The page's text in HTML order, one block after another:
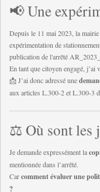
📢 Une
Depuis le 11 mai 2023, la
expérimentation de
publication de l'arrêté
En tant que citoyen engagé, j’ai
📩 J’ai donc adressé une
aux articles L.300-2 et L.300-3
⚖️ Où sont les
Je demande expressément la
mentionnée dans l’arrêté.
Carcomment évaluer une
?